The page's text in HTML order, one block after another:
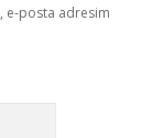
e-posta adresim